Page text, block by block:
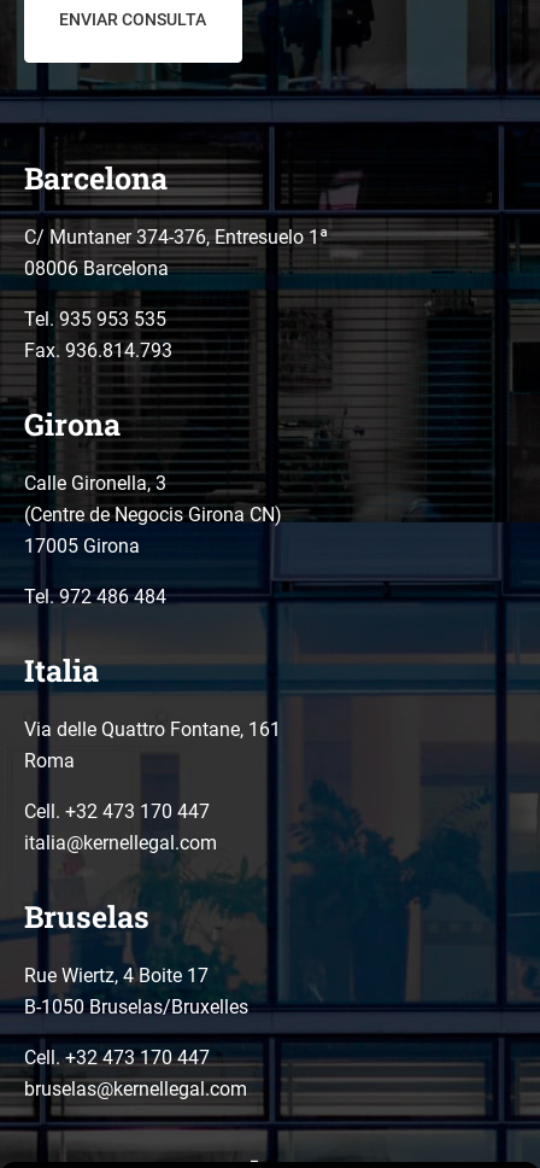
Barcelona
C/ Muntaner 374-376, Entresuelo 1ª
08006 Barcelona
Tel. 935 953 535
Fax. 936.814.793
Girona
Calle Gironella, 3
(Centre de Negocis Girona CN)
17005 Girona
Tel.972 486 484
Italia
Via delle Quattro Fontane, 161
Roma
Cell. +32 473 170 447
italia@kernellegal.com
Bruselas
Rue Wiertz, 4 Boite 17
B-1050 Bruselas/Bruxelles
Cell. +32 473 170 447
bruselas@kernellegal.com